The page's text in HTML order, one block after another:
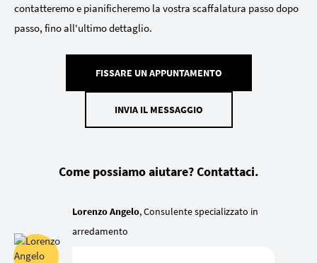
contatteremo e pianificheremo la vostra scaffalatura passo dopo
passo, fino all'ultimo dettaglio.
FISSARE UN APPUNTAMENTO
INVIA IL MESSAGGIO
Come possiamo aiutare? Contattaci.
Lorenzo Angelo, Consulente specializzato in
arredamento